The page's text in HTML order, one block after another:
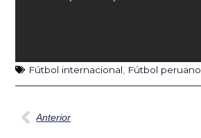
Fútbol internacional, Fútbol peruano
Ant
Anterior